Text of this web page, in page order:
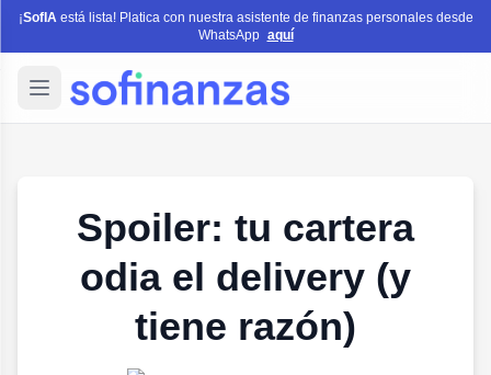
¡SofIAestá lista! Platica con nuestra asistente de finanzas personales desde
WhatsApp aquí
Spoiler: tu cartera
odia el delivery (y
tiene razón)